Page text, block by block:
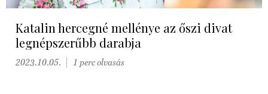
Katalin hercegné mellénye az őszi divat
legnépszerűbb darabja
2023.10.05. 1 perc olvasás